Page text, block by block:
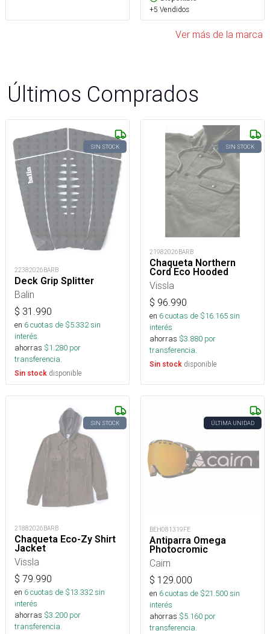
+5 Vendidos
Ver más de la marca
Últimos Comprados
SIN STOCK
22382026BARB
Deck Grip Splitter
Balin
$ 31.990
en 6cuotas de $5.332sin
interés
ahorras $1.280 por
transferencia.
Sin stock disponible
SIN STOCK
21982026BARB
Chaqueta Northern
Cord Eco Hooded
Vissla
$ 96.990
en 6cuotas de $16.165sin
interés
ahorras $3.880 por
transferencia.
Sin stock disponible
SIN STOCK
21882026BARB
Chaqueta Eco-Zy Shirt
Jacket
Vissla
$ 79.990
en 6cuotas de $13.332sin
interés
ahorras $3.200 por
transferencia.
ÚLTIMA UNIDAD
BEH081319FE
Antiparra Omega
Photocromic
Cairn
$ 129.000
en 6cuotas de $21.500sin
interés
ahorras $5.160 por
transferencia.